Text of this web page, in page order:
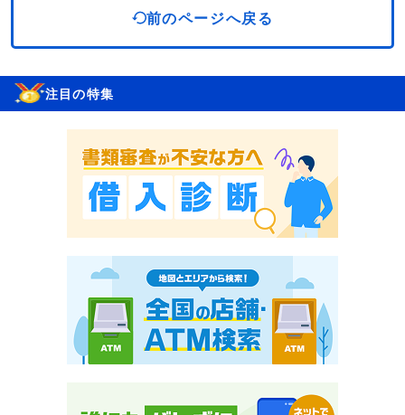
前のページへ戻る
注目の特集